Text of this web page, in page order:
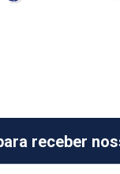
receber